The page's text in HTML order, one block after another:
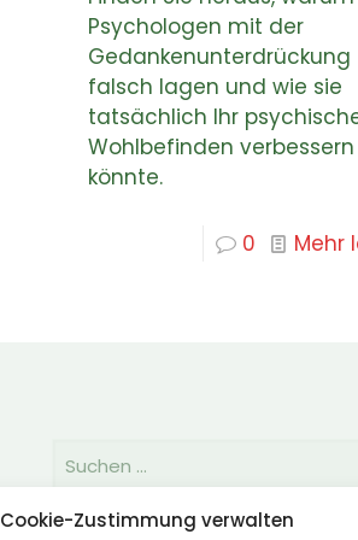
Cookie-Zustimmung verwalten
Psychologen mit der
Gedankenunterdrückung
falsch lagen und wie sie
tatsächlich Ihr
Wohlbefinden verbessern
könnte.
0 Mehr